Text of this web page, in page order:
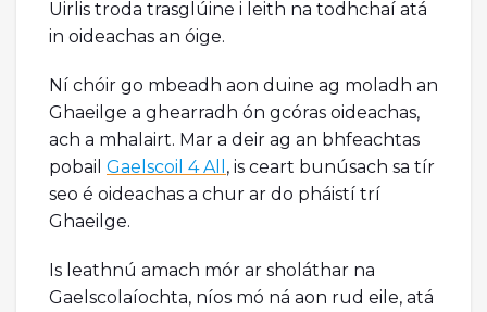
Uirlis troda trasglúine i leith na todhchaí atá
in oideachas an óige.
Ní chóir go mbeadh aon duine ag moladh an
Ghaeilge a ghearradh ón gcóras oideachas,
ach a mhalairt. Mar a deir ag an bhfeachtas
pobail Gaelscoil 4 All , is ceart bunúsach sa tír
seo é oideachas a chur ar do pháistí trí
Ghaeilge.
Is leathnú amach mór ar sholáthar na
Gaelscolaíochta, níos mó ná aon rud eile, atá